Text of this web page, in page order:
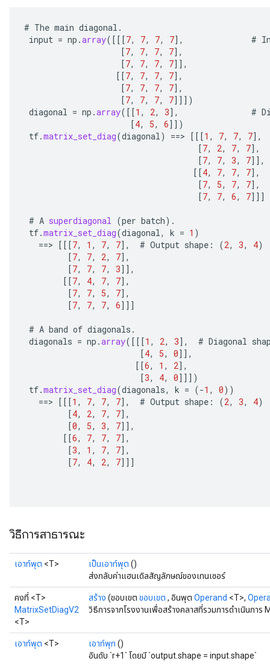
# The main diagonal .
input = np .array( [[[7, 7, 7, 7] , #
[7, 7, 7, 7] ,
[7, 7, 7, 7]] ,
[[7, 7, 7, 7] ,
[7, 7, 7, 7] ,
[7, 7, 7, 7]]] )
diagonal = np .array( [[1 , 2, 3] , #
[4, 5, 6]] )
tf.matrix_set_diag(diagonal) ==> [[[1 , 7, 7, 7] ,
[7, 2, 7, 7] ,
[7, 7, 3, 7]] ,
[[4, 7, 7, 7] ,
[7, 5, 7, 7] ,
[7, 7, 6, 7]]]
# A superdiagonal (per batch).
tf.matrix_set_diag(diagonal, k = 1 )
==> [[[7, 1 , 7, 7] , # Output shape : (2, 3, 4)
[7, 7, 2, 7] ,
[7, 7, 7, 3]] ,
[[7, 4, 7, 7] ,
[7, 7, 5, 7] ,
[7, 7, 7, 6]]]
# A band of diagonals .
diagonals = np .array( [[[1 , 2, 3] , # Diagonal
[4, 5, 0]] ,
[[6, 1 , 2] ,
[3, 4, 0]]] )
tf.matrix_set_diag(diagonals, k = (-1 , 0))
==> [[[1 , 7, 7, 7] , # Output shape : (2, 3, 4)
[4, 2, 7, 7] ,
[0, 5, 3, 7]] ,
[[6, 7, 7, 7] ,
[3, 1 , 7, 7] ,
[7, 4, 2, 7]]]
วิธีการสาธารณะ
เอาท์พุต <T> เป็นเอาท์พุต ()
ส่งกลับค่าแฮนเดิลสัญลักษณ์ของเทนเซอร์
คงที่ <T>
MatrixSetDiagV2
<T>
สร้าง (ขอบเขต ขอบเขต , อินพุต Operand <T>,
วิธีการจากโรงงานเพื่อสร้างคลาสที่รวมการดำเนินการ
เอาท์พุต <T> เอาท์พุท ()
อันดับ `r+1` โดยมี `output.shape = input.shape`